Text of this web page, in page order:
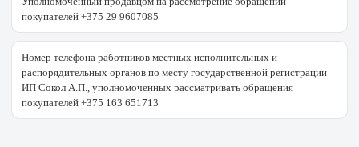
покупателей +375 29 9607085
Номер телефона работников местных исполнительных и
распорядительных органов по месту государственной регистрации
ИП Сокол А.П., уполномоченных рассматривать обращения
покупателей +375 163 651713